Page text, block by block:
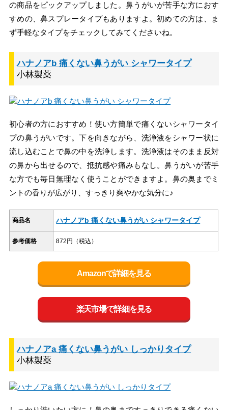
の商品をピックアップしました。鼻うがいが苦手な方におす
すめの、鼻スプレータイプもありますよ。初めての方は、ま
ず手軽なタイプをチェックしてみてくださいね。
ハナノアb 痛くない鼻うがい シャワータイプ
小林製薬
初心者の方におすすめ！使い方簡単で痛くないシャワータイ
プの鼻うがいです。下を向きながら、洗浄液をシャワー状に
流し込むことで鼻の中を洗浄します。洗浄液はそのまま反対
の鼻から出せるので、抵抗感や痛みもなし。鼻うがいが苦手
な方でも毎日無理なく使うことができますよ。鼻の奥までミ
ントの香りが広がり、すっきり爽やかな気分に♪
商品名 ハナノアb 痛くない鼻うがい シャワータイプ
参考価格 872円（税込）
Amazonで詳細を見る
楽天市場で詳細を見る
ハナノアa 痛くない鼻うがい しっかりタイプ
小林製薬